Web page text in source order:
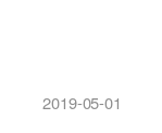
2019-05-01